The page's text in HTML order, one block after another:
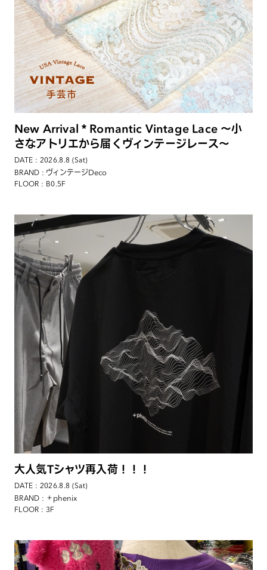
New Arrival＊Romantic Vintage Lace 〜小
さなアトリエから届くヴィンテージレース〜
DATE : 2026.8.8 (Sat)
BRAND : ヴィンテージDeco
FLOOR : B0.5F
大人気Tシャツ再入荷！！！
DATE : 2026.8.8 (Sat)
BRAND : ＋phenix
FLOOR : 3F